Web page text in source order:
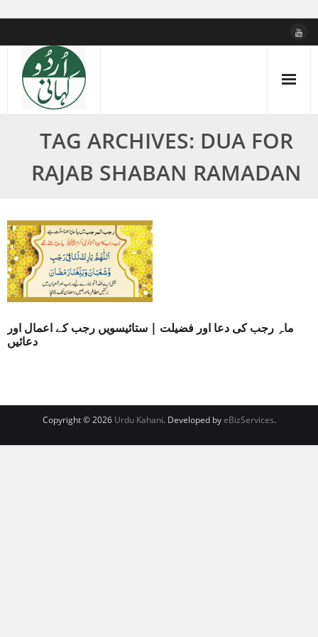
content
TAG ARCHIVES: DUA FOR
RAJAB SHABAN RAMADAN
ماہِ رجب کی دعا اور فضیلت | ستائیسویں رجب کے اعمال اور
دعائیں
Copyright © 2026 Urdu Kahani. Developed byeBizServices.